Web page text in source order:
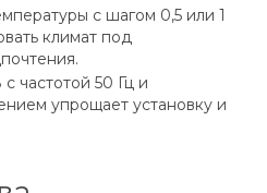
с шагом 0,5 или 1
климат под
частотой 50 Гц и
упрощает установку и